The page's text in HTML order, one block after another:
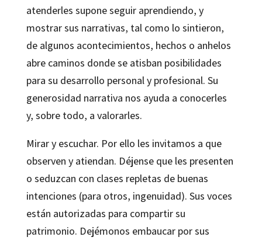
atenderles supone seguir aprendiendo, y
mostrar sus narrativas, tal como lo sintieron,
de algunos acontecimientos, hechos o anhelos
abre caminos donde se atisban posibilidades
para su desarrollo personal y profesional. Su
generosidad narrativa nos ayuda a conocerles
y, sobre todo, a valorarles.
Mirar y escuchar. Por ello les invitamos a que
observen y atiendan. Déjense que les presenten
o seduzcan con clases repletas de buenas
intenciones (para otros, ingenuidad). Sus voces
están autorizadas para compartir su
patrimonio. Dejémonos embaucar por sus